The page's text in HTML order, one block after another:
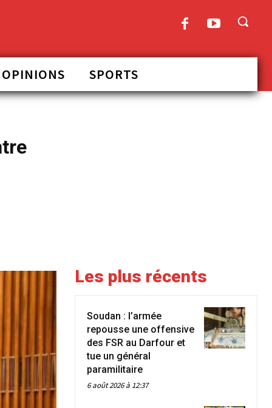
OPINIONS SPORTS
Les plus récents
Soudan : l’armée
repousse une offensive
des FSR au Darfour et
tue un général
paramilitaire
6 août 2026 à 12:37